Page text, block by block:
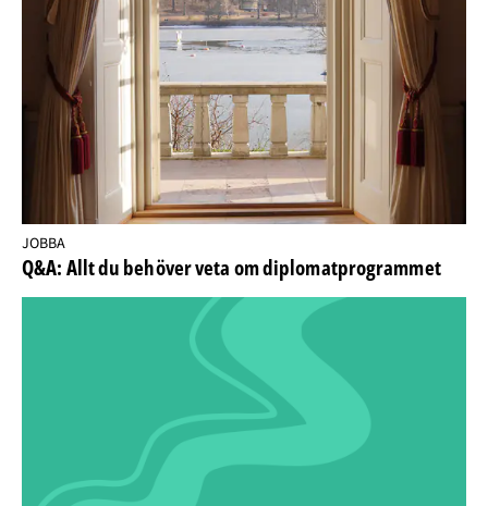
JOBBA
Q&A: Allt du behöver veta om diplomatprogrammet